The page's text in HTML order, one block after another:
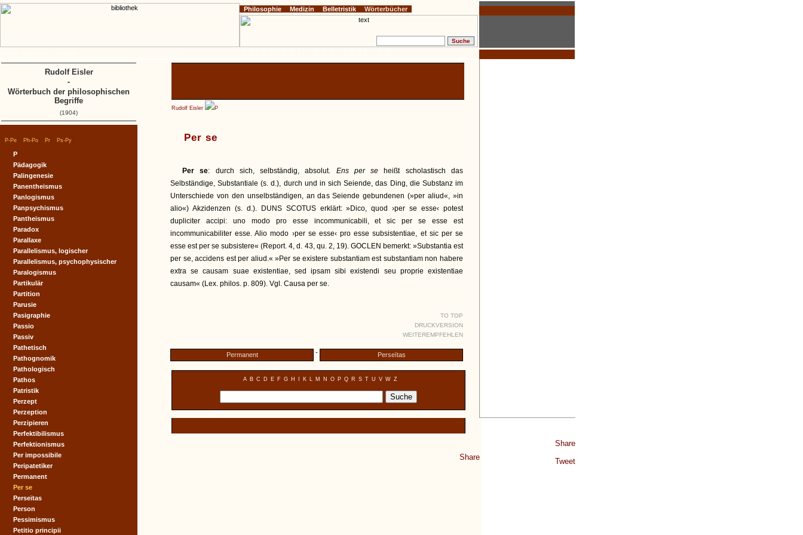
Share
Tweet
Rudolf Eisler P
Per se
Per se: durch sich, selbständig, absolut. Ens per se heißt scholastisch das
Selbständige, Substantiale (s. d.), durch und in sich Seiende, das Ding, die Substanz im
Unterschiede von den unselbständigen, an das Seiende gebundenen (»per aliud«, »in
alio«) Akzidenzen (s. d.). DUNS SCOTUS erklärt: »Dico, quod ›per se esse‹ potest
dupliciter accipi: uno modo pro esse incommunicabili, et sic per se esse est
incommunicabiliter esse. Alio modo ›per se esse‹ pro esse subsistentiae, et sic per se
esse est per se subsistere« (Report. 4, d. 43, qu. 2, 19). GOCLEN bemerkt: »Substantia est
per se, accidens est per aliud.« »Per se existere substantiam est substantiam non habere
extra se causam suae existentiae, sed ipsam sibi existendi seu proprie existentiae
causam« (Lex. philos. p. 809). Vgl. Causa per se.
TO TOP
DRUCKVERSION
WEITEREMPFEHLEN
Permanent - Perseïtas
A B C D E F G H K L M N O P Q R S T U V W Z
Share
P-Pe Ph-Po Pr Ps-Py
P
Pädagogik
Palingenesie
Panentheismus
Panlogismus
Panpsychismus
Pantheismus
Paradox
Parallaxe
Parallelismus, logischer
Parallelismus, psychophysischer
Paralogismus
Partikulär
Partition
Parusie
Pasigraphie
Passio
Passiv
Pathetisch
Pathognomik
Pathologisch
Pathos
Patristik
Perzept
Perzeption
Perzipieren
Perfektibilismus
Perfektionismus
Per impossibile
Peripatetiker
Permanent
Per se
Perseïtas
Person
Pessimismus
Petitio principii
Philosophie Medizin Belletristik Wörterbücher
Rudolf Eisler
-
Wörterbuch der philosophischen
Begriffe
(1904)